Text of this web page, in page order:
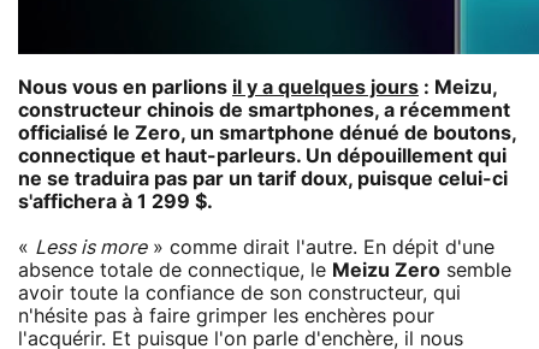
Nous vous en parlions il y a quelques jours : Meizu,
constructeur chinois de smartphones, a récemment
officialisé le Zero, un smartphone dénué de boutons,
connectique et haut-parleurs. Un dépouillement qui
ne se traduira pas par un tarif doux, puisque celui-ci
s'affichera à 1 299 $.
« Less is more» comme dirait l'autre. En dépit d'une
absence totale de connectique, le Meizu Zero semble
avoir toute la confiance de son constructeur, qui
n'hésite pas à faire grimper les enchères pour
l'acquérir. Et puisque l'on parle d'enchère, il nous